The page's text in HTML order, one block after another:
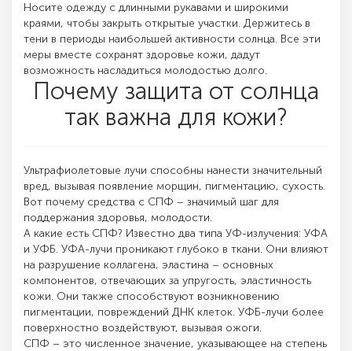
Носите одежду с длинными рукавами и широкими
краями, чтобы закрыть открытые участки. Держитесь в
тени в периоды наибольшей активности солнца. Все эти
меры вместе сохранят здоровье кожи, дадут
возможность насладиться молодостью долго.
Почему защита от солнца
так важна для кожи?
Ультрафиолетовые лучи способны нанести значительный
вред, вызывая появление морщин, пигментацию, сухость.
Вот почему средства с СПФ – значимый шаг для
поддержания здоровья, молодости.
А какие есть СПФ? Известно два типа УФ-излучения: УФА
и УФБ. УФА-лучи проникают глубоко в ткани. Они влияют
на разрушение коллагена, эластина – основных
компонентов, отвечающих за упругость, эластичность
кожи. Они также способствуют возникновению
пигментации, повреждений ДНК клеток. УФБ-лучи более
поверхностно воздействуют, вызывая ожоги.
СПФ – это численное значение, указывающее на степень